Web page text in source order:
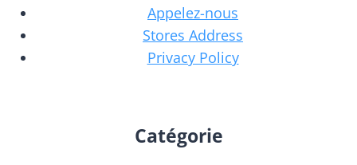
Appelez-nous
Stores Address
Privacy Policy
Catégorie